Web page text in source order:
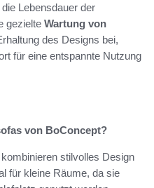
Lebensdauer der
gezielte Wartung von
des Designs bei,
für eine entspannte Nutzung
von BoConcept?
stilvolles Design
für kleine Räume, da sie